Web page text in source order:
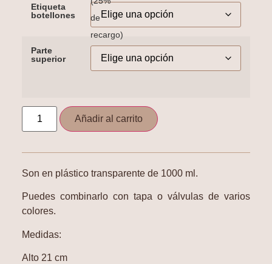
Etiqueta
botellones
Parte
superior
Añadir al carrito
Son en plástico transparente de 1000 ml.
Puedes combinarlo con tapa o válvulas de varios
colores.
Medidas:
Alto 21 cm